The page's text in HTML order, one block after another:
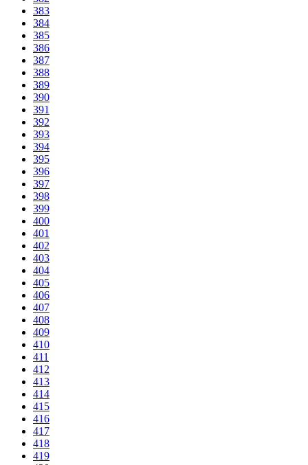
383
384
385
386
387
388
389
390
391
392
393
394
395
396
397
398
399
400
401
402
403
404
405
406
407
408
409
410
411
412
413
414
415
416
417
418
419